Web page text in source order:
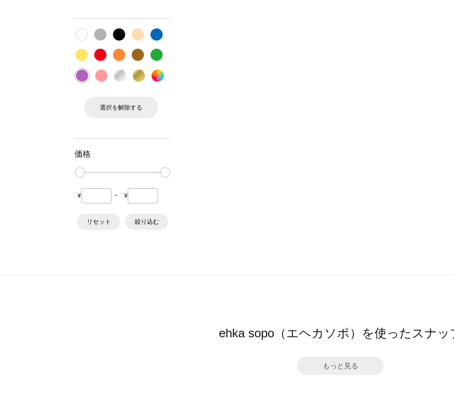
選択を解除する
価格
¥ ~ ¥
リセット 絞り込む
ehka sopo（エヘカソポ）を使ったスナッ
もっと見る